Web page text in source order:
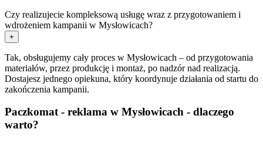
Czy realizujecie kompleksową usługę wraz z przygotowaniem i
wdrożeniem kampanii w Mysłowicach?
+
Tak, obsługujemy cały proces w Mysłowicach – od przygotowania
materiałów, przez produkcję i montaż, po nadzór nad realizacją.
Dostajesz jednego opiekuna, który koordynuje działania od startu do
zakończenia kampanii.
Paczkomat - reklama w Mysłowicach - dlaczego
warto?